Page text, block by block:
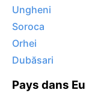
Ungheni
Soroca
Orhei
Dubăsari
Pays dans